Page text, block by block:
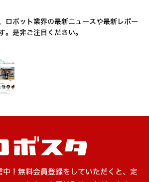
ロボット業界の最新ニュースや最新レポー
。是非ご注目ください。
中！無料会員登録をしていただくと、定